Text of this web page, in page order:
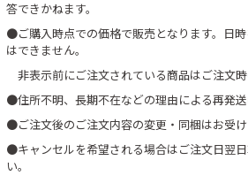
答できかねます。
●ご購入時点での価格で販売となります。日
はできません。
非表示前にご注文されている商品はご注文時
●住所不明、長期不在などの理由による再発送
●ご注文後のご注文内容の変更・同梱はお受け
●キャンセルを希望される場合はご注文日翌
い。